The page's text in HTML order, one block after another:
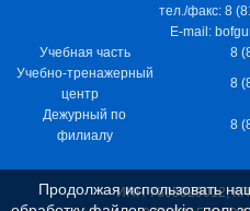
тел./факс: 8
E-mail:
Учебная часть
8
Учебно-тренажерный
центр
8
Дежурный по
филиалу
8
ИНН 7805029012,
Продолжая использовать